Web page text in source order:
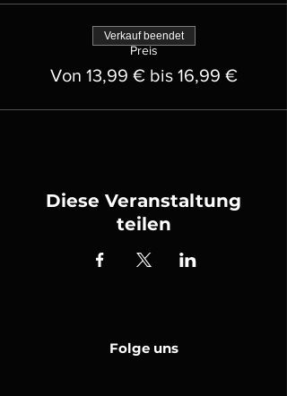
Preis
Von 13,99 € bis 16,99 €
Verkauf beendet
Diese Veranstaltung
teilen
Folge uns